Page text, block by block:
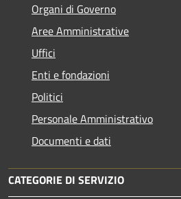
Organi di Governo
Aree Amministrative
Uffici
Enti e fondazioni
Politici
Personale Amministrativo
Documenti e dati
CATEGORIE DI SERVIZIO